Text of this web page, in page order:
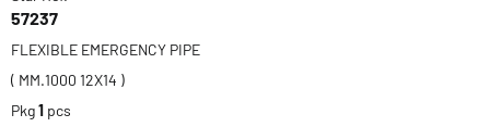
57237
FLEXIBLE EMERGENCY PIPE
( MM.1000 12X14 )
Pkg1 pcs